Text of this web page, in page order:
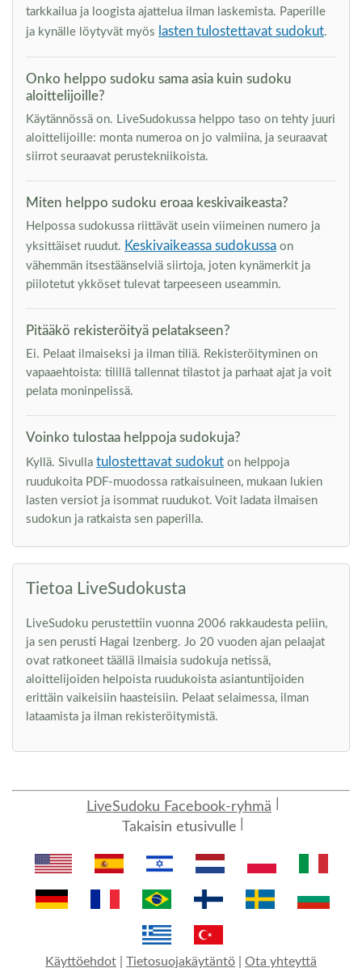
tarkkailua ja loogista ajattelua ilman laskemista. Paperille
ja kynälle löytyvät myös lasten tulostettavat sudokut.
Onko helppo sudoku sama asia kuin sudoku
aloittelijoille?
Käytännössä on. LiveSudokussa helppo taso on tehty juuri
aloittelijoille: monta numeroa on jo valmiina, ja seuraavat
siirrot seuraavat perustekniikoista.
Miten helppo sudoku eroaa keskivaikeasta?
Helpossa sudokussa riittävät usein viimeinen numero ja
yksittäiset ruudut. Keskivaikeassa sudokussa on
vähemmän itsestäänselviä siirtoja, joten kynämerkit ja
piilotetut ykköset tulevat tarpeeseen useammin.
Pitääkö rekisteröityä pelatakseen?
Ei. Pelaat ilmaiseksi ja ilman tiliä. Rekisteröityminen on
vapaaehtoista: tilillä tallennat tilastot ja parhaat ajat ja voit
pelata moninpelissä.
Voinko tulostaa helppoja sudokuja?
Kyllä. Sivulla tulostettavat sudokut on helppoja
ruudukoita PDF-muodossa ratkaisuineen, mukaan lukien
lasten versiot ja isommat ruudukot. Voit ladata ilmaisen
sudokun ja ratkaista sen paperilla.
Tietoa LiveSudokusta
LiveSudoku perustettiin vuonna 2006 rakkaudesta peliin,
ja sen perusti Hagai Izenberg. Jo 20 vuoden ajan pelaajat
ovat ratkoneet täällä ilmaisia sudokuja netissä,
aloittelijoiden helpoista ruudukoista asiantuntijoiden
erittäin vaikeisiin haasteisiin. Pelaat selaimessa, ilman
lataamista ja ilman rekisteröitymistä.
LiveSudoku Facebook-ryhmä
Takaisin etusivulle
Käyttöehdot Tietosuojakäytäntö Ota yhteyttä